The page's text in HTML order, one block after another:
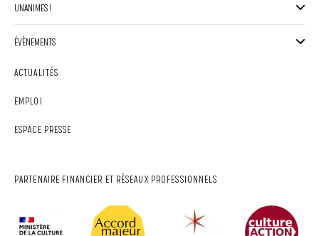
UNANIMES !
ÉVÈNEMENTS
ACTUALITÉS
EMPLOI
ESPACE PRESSE
PARTENAIRE FINANCIER ET RÉSEAUX PROFESSIONNELS